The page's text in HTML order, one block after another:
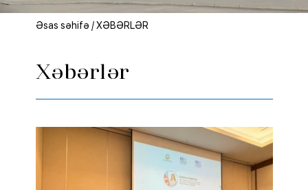
Əsas səhifə /XƏBƏRLƏR
Xəbərlər